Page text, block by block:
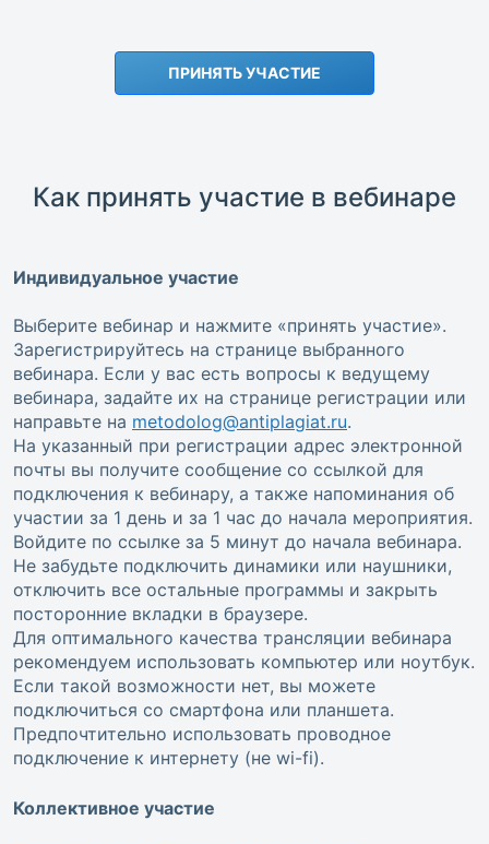
ПРИНЯТЬ УЧАСТИЕ
Как принять участие в вебинаре
Индивидуальное участие
Выберите вебинар и нажмите «принять участие».
Зарегистрируйтесь на странице выбранного
вебинара. Если у вас есть вопросы к ведущему
вебинара, задайте их на странице регистрации или
направьте на metodolog@antiplagiat.ru.
На указанный при регистрации адрес электронной
почты вы получите сообщение со ссылкой для
подключения к вебинару, а также напоминания об
участии за 1 день и за 1 час до начала мероприятия.
Войдите по ссылке за 5 минут до начала вебинара.
Не забудьте подключить динамики или наушники,
отключить все остальные программы и закрыть
посторонние вкладки в браузере.
Для оптимального качества трансляции вебинара
рекомендуем использовать компьютер или ноутбук.
Если такой возможности нет, вы можете
подключиться со смартфона или планшета.
Предпочтительно использовать проводное
подключение к интернету (не wi-fi).
Коллективное участие